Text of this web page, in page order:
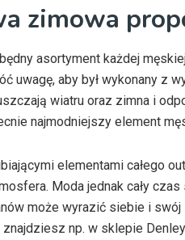
zimowa
asortyment każdej
uwagę, aby był wykonany z
wiatru oraz zimna i
najmodniejszy element
elementami całego
Moda jednak cały
może wyrazić siebie i
np. w sklepie